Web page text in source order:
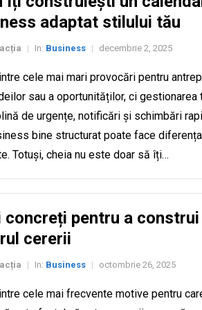
adaptat stilului tău
In: Business decembrie 2, 2025
cele mai mari provocări pentru
sau a oportunităților, ci gestionarea
de urgențe, notificări și schimbări
bine structurat poate face
Totuși, cheia nu este doar să îți…
concreți pentru a
cererii
In: Business octombrie 26, 2025
cele mai frecvente motive pentru